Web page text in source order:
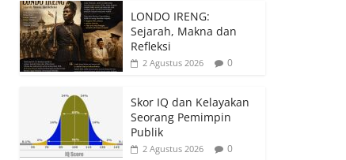
LONDO IRENG:
Sejarah, Makna dan
Refleksi
2 Agustus 2026 0
Skor IQ dan Kelayakan
Seorang Pemimpin
Publik
2 Agustus 2026 0